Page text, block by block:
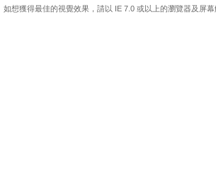
如想獲得最佳的視覺效果，請以 IE 7.0 或以上的瀏覽器及屏幕